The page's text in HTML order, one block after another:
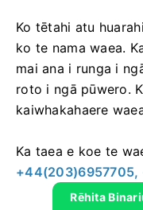
Ko tētahi atu
ko te nama waea.
mai ana i runga i
roto i ngā pūwero.
kaiwhakahaere
Ka taea e koe te
+44(203)6957705,
Rēhita